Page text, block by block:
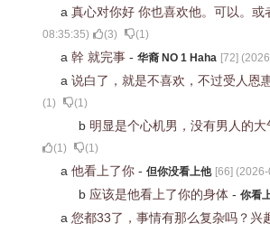
a 真心对你好 你也喜欢他。可以。
08:35:35) (3) (1)
a 幹 就完事 - 华裔 NO 1 Haha [72] (
a 说白了，就是不喜欢，不过受人恩
(1) (1)
b 明显是个心机男，没有男人的
(1) (1)
a 他看上了你 - 但你没看上他 [66] (2026-
b 应该是他看上了你的身体 - 你看
a 您都33了，事情有那么复杂吗？兴